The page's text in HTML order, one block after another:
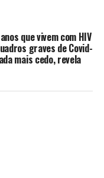
que vivem com HIV
graves de Covid-
mais cedo, revela